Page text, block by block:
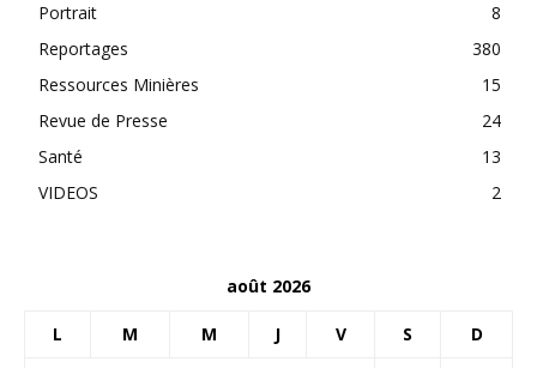
Portrait
8
Reportages
380
Ressources Minières
15
Revue de Presse
24
Santé
13
VIDEOS
2
août 2026
L M M J V S D